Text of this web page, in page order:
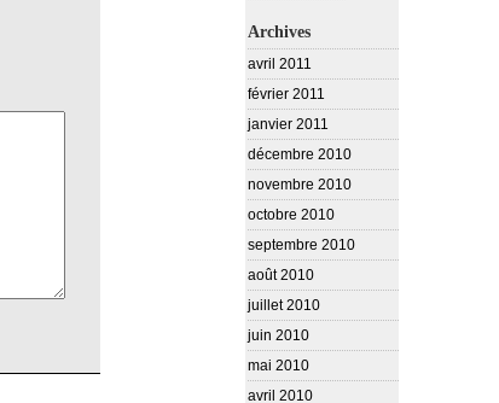
Archives
avril 2011
février 2011
janvier 2011
décembre 2010
novembre 2010
octobre 2010
septembre 2010
août 2010
juillet 2010
juin 2010
mai 2010
avril 2010